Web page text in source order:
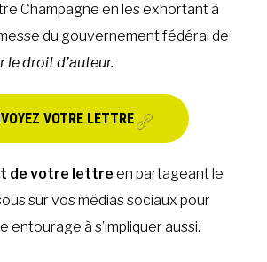
Champagne en les exhortant à
du gouvernement fédéral de
le droit d’auteur.
VOTRE LETTRE
de votre lettre en partageant le
sur vos médias sociaux pour
à s’impliquer aussi.